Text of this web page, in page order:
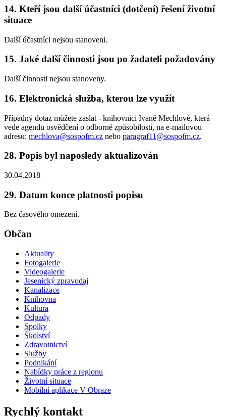
14. Kteří jsou další účastníci (dotčení) řešení životní
situace
Další účastníci nejsou stanoveni.
15. Jaké další činnosti jsou po žadateli požadovány
Další činnosti nejsou stanoveny.
16. Elektronická služba, kterou lze využít
Případný dotaz můžete zaslat - knihovnici Ivaně Mechlové, která
vede agendu osvědčení o odborné způsobilosti, na e-mailovou
adresu: mechlova@sospofm.cz nebo paragraf11@sospofm.cz.
28. Popis byl naposledy aktualizován
30.04.2018
29. Datum konce platnosti popisu
Bez časového omezení.
Občan
Aktuality
Fotogalerie
Videogalerie
Jesenický zpravodaj
Kanalizace
Knihovna
Kultura
Odpady
Spolky
Školství
Zdravotnictví
Služby
Podnikání
Nabídky práce z regionu
Životní situace
Mobilní aplikace V Obraze
Rychlý kontakt